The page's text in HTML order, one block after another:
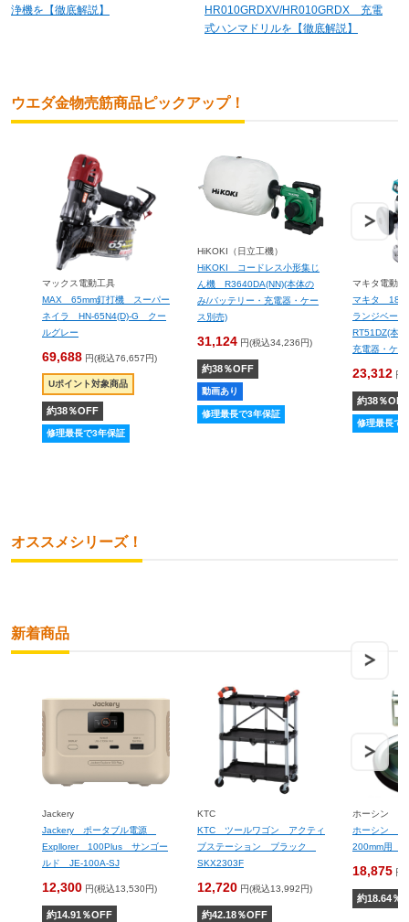
浄機を【徹底解説】
HR010GRDXV/HR010GRDX 充電
式ハンマドリルを【徹底解説】
ウエダ金物売筋商品ピックアップ！
マックス電動工具
MAX 65mm釘打機 スーパー
ネイラ HN-65N4(D)-G クー
ルグレー
69,688 円(税込76,657円)
Uポイント対象商品
約38％OFF
修理最長で3年保証
HiKOKI（日立工機）
HiKOKI コードレス小形集じ
ん機 R3640DA(NN)(本体の
み/バッテリー・充電器・ケー
ス別売)
31,124 円(税込34,236円)
約38％OFF
動画あり
修理最長で3年保証
マキタ電動工
マキタ 18V
ランジベー
RT51DZ(本
充電器・ケー
23,312 円
約38％OFF
修理最長で
オススメシリーズ！
新着商品
Jackery
Jackery ポータブル電源
Expllorer 100Plus サンゴー
ルド JE-100A-SJ
12,300 円(税込13,530円)
約14.91％OFF
KTC
KTC ツールワゴン アクティ
ブステーション ブラック
SKX2303F
12,720 円(税込13,992円)
約42.18％OFF
ホーシン
ホーシン
200mm用
18,875 円
約18.64％